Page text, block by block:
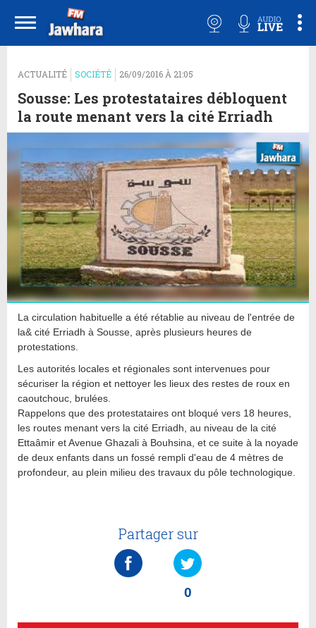
ACTUALITÉ SOCIÉTÉ 26/09/2016 À 21:05
Sousse: Les protestataires débloquent
la route menant vers la cité Erriadh
La circulation habituelle a été rétablie au niveau de l'entrée de
la& cité Erriadh à Sousse, après plusieurs heures de
protestations.
Les autorités locales et régionales sont intervenues pour
sécuriser la région et nettoyer les lieux des restes de roux en
caoutchouc, brulées.
Rappelons que des protestataires ont bloqué vers 18 heures,
les routes menant vers la cité Erriadh, au niveau de la cité
Ettaâmir et Avenue Ghazali à Bouhsina, et ce suite à la noyade
de deux enfants dans un fossé rempli d'eau de 4 mètres de
profondeur, au plein milieu des travaux du pôle technologique.
Partager sur
0